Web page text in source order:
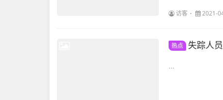
访客 2021-
热点 失踪人
...